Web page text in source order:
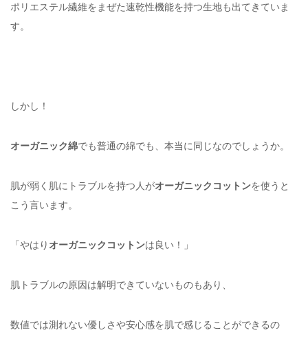
ポリエステル繊維をまぜた速乾性機能を持つ生地も出てきていま
す。
しかし！
オーガニック綿でも普通の綿でも、本当に同じなのでしょうか。
肌が弱く肌にトラブルを持つ人がオーガニックコットンを使うと
こう言います。
「やはり オーガニックコットンは良い！」
肌トラブルの原因は解明できていないものもあり、
数値では測れない優しさや安心感を肌で感じることができるの